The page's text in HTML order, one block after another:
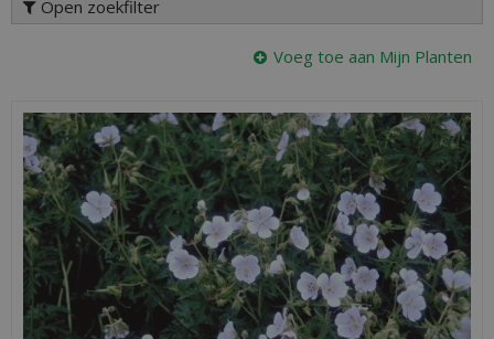
Open zoekfilter
Voeg toe aan Mijn Planten